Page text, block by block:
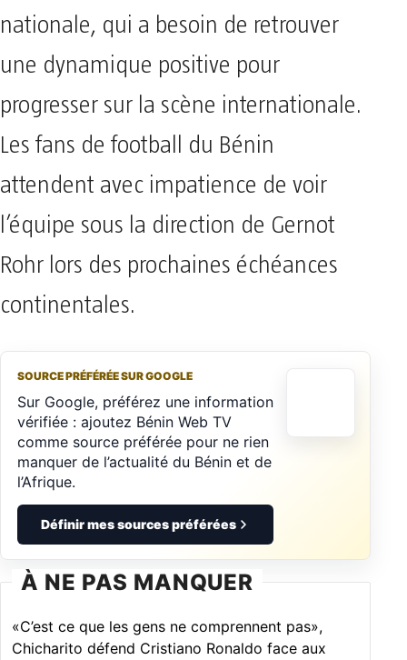
nationale, qui a besoin de retrouver
une dynamique positive pour
progresser sur la scène internationale.
Les fans de football du Bénin
attendent avec impatience de voir
l’équipe sous la direction de Gernot
Rohr lors des prochaines échéances
continentales.
SOURCE PRÉFÉRÉE SUR GOOGLE
Sur Google, préférez une information
vérifiée : ajoutez Bénin Web TV
comme source préférée pour ne rien
manquer de l’actualité du Bénin et de
l’Afrique.
Définir mes sources préférées
À NE PAS MANQUER
«C’est ce que les gens ne comprennent pas»,
Chicharito défend Cristiano Ronaldo face aux